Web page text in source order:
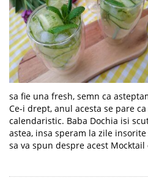
sa fie una fresh, semn ca
Ce-i drept, anul acesta se pare
calendaristic. Baba Dochia isi
astea, insa speram la zile
sa va spun despre acest